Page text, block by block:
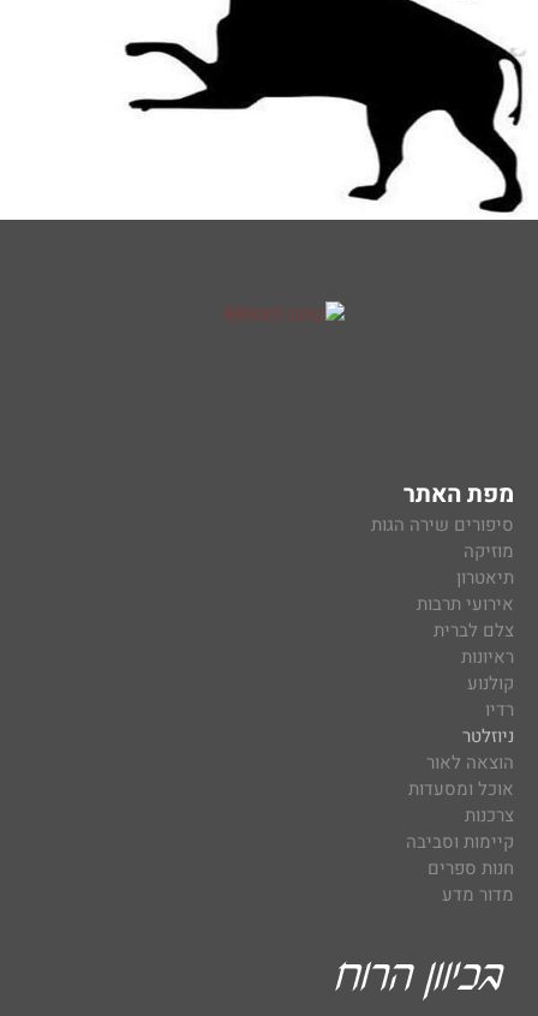
מפת האתר
סיפורים שירה הגות
מוזיקה
תיאטרון
אירועי תרבות
צלם לברית
ראיונות
קולנוע
רדיו
ניוזלטר
הוצאה לאור
אוכל ומסעדות
צרכנות
קיימות וסביבה
חנות ספרים
מדור מדע